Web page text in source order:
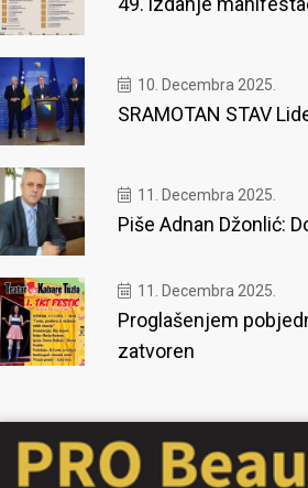
10. Decembra 2025.
SRAMOTAN STAV
11. Decembra 2025.
Piše Adnan Džonlić:
11. Decembra 2025.
Proglašenjem
zatvoren